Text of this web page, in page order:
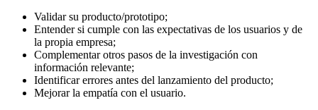
Validar su producto/prototipo;
Entender si cumple con las expectativas de los usuarios y de
la propia empresa;
Complementar otros pasos de la investigación con
información relevante;
Identificar errores antes del lanzamiento del producto;
Mejorar la empatía con el usuario.